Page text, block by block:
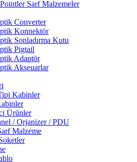
Sarf Malzemeler
Converter
Konnektör
Sonladırma Kutu
Pigtail
Adaptör
Akseuarlar
Kabinler
Ürünler
/ Orjanizer / PDU
Malzeme